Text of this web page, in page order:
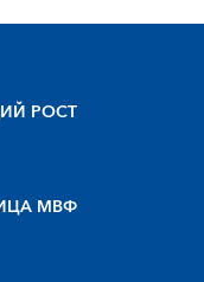
POCT
МВФ